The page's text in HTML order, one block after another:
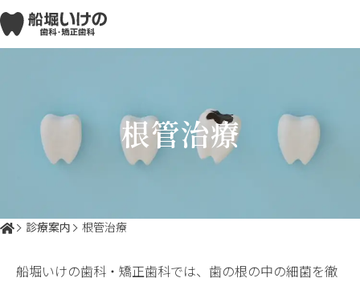
根管治療
診療案内 根管治療
船堀いけの歯科・矯正歯科では、歯の根の中の細菌を徹